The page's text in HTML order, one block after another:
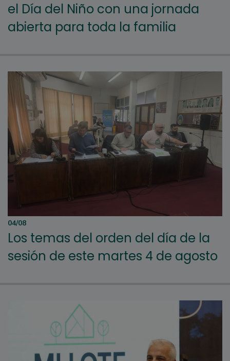
el Día del Niño con una jornada
abierta para toda la familia
04/08
Los temas del orden del día de la
sesión de este martes 4 de agosto